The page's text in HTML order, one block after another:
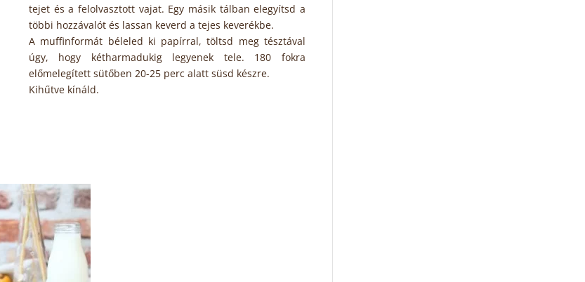
tejet és a felolvasztott vajat. Egy másik tálban elegyítsd a
többi hozzávalót és lassan keverd a tejes keverékbe.
A muffinformát béleled ki papírral, töltsd meg tésztával
úgy, hogy kétharmadukig legyenek tele. 180 fokra
előmelegített sütőben 20-25 perc alatt süsd készre.
Kihűtve kínáld.